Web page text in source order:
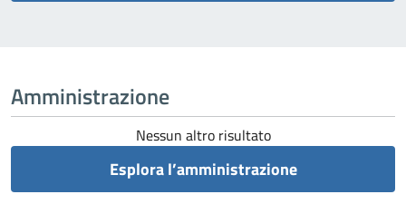
Amministrazione
Nessun altro risultato
Esplora l’amministrazione